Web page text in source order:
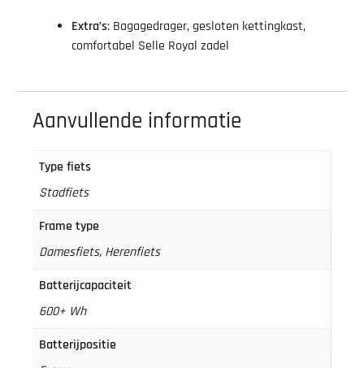
Extra’s: Bagagedrager, gesloten kettingkast,
comfortabel Selle Royal zadel
Aanvullende informatie
Type fiets
Stadfiets
Frame type
Damesfiets, Herenfiets
Batterijcapaciteit
600+ Wh
Batterijpositie